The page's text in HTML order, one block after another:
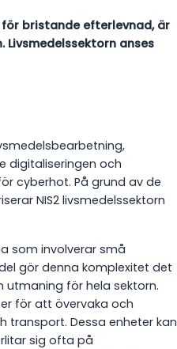
bristande efterlevnad, är
anses
digitaliseringen och
cyberhot. På grund av de
NIS2 livsmedelssektorn
som involverar små
gör denna komplexitet det
för hela sektorn.
för att övervaka och
transport. Dessa enheter kan
sig ofta på